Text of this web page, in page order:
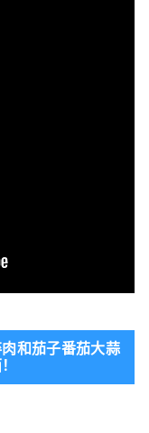
和茄子番茄大蒜